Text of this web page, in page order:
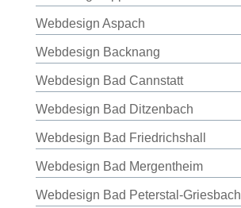
Webdesign Aspach
Webdesign Backnang
Webdesign Bad Cannstatt
Webdesign Bad Ditzenbach
Webdesign Bad Friedrichshall
Webdesign Bad Mergentheim
Webdesign Bad Peterstal-Griesbach